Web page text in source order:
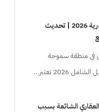
سموحة الإسكندرية 2026 | تحديث
في منطقة سموحة
2026 تعتبر…
الشائعة بسبب